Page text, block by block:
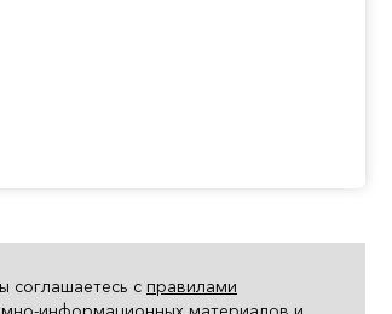
соглашаетесь с правилами